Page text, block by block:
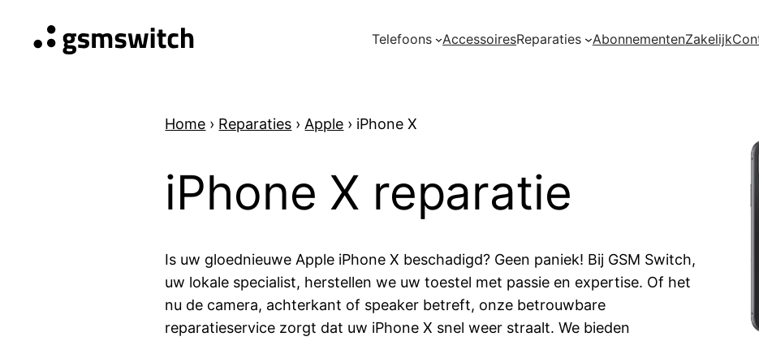
Telefoons AccessoiresReparaties AbonnementenZakelijk
Home › Reparaties › Apple › iPhone X
iPhone X reparatie
Is uw gloednieuwe Apple iPhone X beschadigd? Geen paniek! Bij GSM Switch,
uw lokale specialist, herstellen we uw toestel met passie en expertise. Of het
nu de camera, achterkant of speaker betreft, onze betrouwbare
reparatieservice zorgt dat uw iPhone X snel weer straalt. We bieden